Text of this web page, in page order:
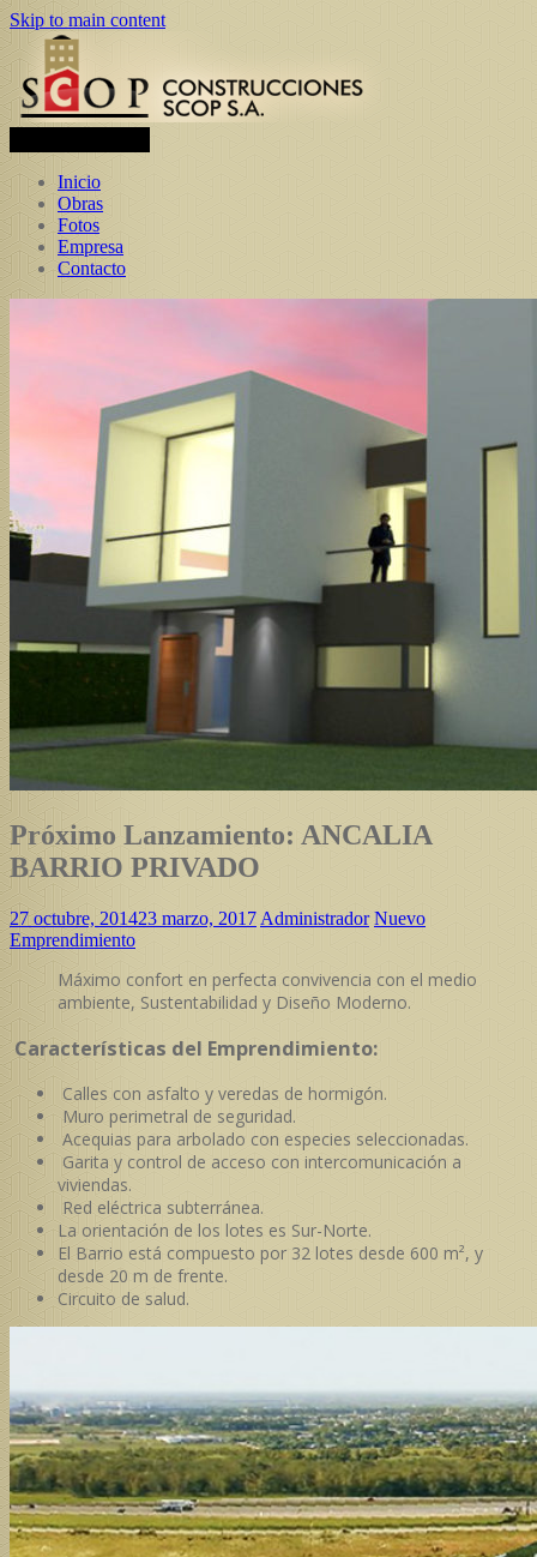
Skip to main content
Inicio
Obras
Fotos
Empresa
Contacto
Próximo Lanzamiento: ANCALIA
BARRIO PRIVADO
27 octubre, 201423 marzo, 2017 Administrador Nuevo
Emprendimiento
Máximo confort en perfecta convivencia con el medio
ambiente, Sustentabilidad y Diseño Moderno.
Características del Emprendimiento:
Calles con asfalto y veredas de hormigón.
Muro perimetral de seguridad.
Acequias para arbolado con especies seleccionadas.
Garita y control de acceso con intercomunicación a
viviendas.
Red eléctrica subterránea.
La orientación de los lotes es Sur-Norte.
El Barrio está compuesto por 32 lotes desde 600 m², y
desde 20 m de frente.
Circuito de salud.